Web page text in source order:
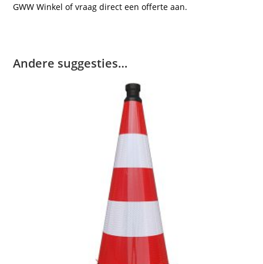
GWW Winkel of vraag direct een offerte aan.
Andere suggesties…